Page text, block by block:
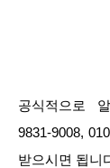
공식적으로
9831-9008,
받으시면 됩니